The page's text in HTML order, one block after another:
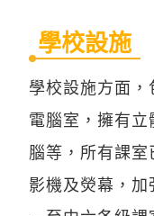
學校設施
學校設施方面
電腦室，擁有
腦等，所有課
影機及熒幕，